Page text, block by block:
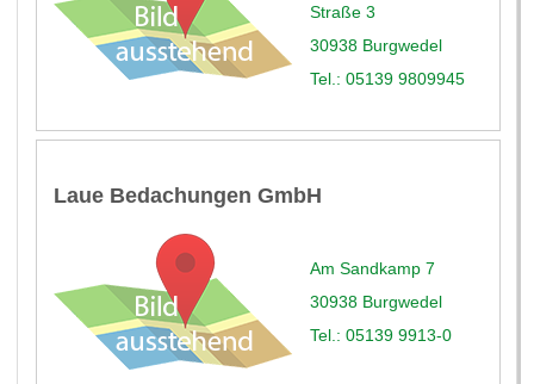
Straße 3
30938 Burgwedel
Tel.: 05139 9809945
Laue Bedachungen GmbH
Am Sandkamp 7
30938 Burgwedel
Tel.: 05139 9913-0